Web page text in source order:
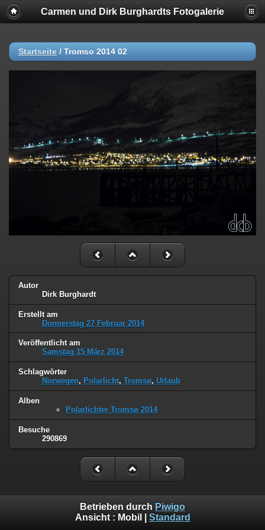
Carmen und Dirk Burghardts Fotogalerie
Startseite / Tromso 2014 02
Autor
Dirk Burghardt
Erstellt am
Donnerstag 27 Februar 2014
Veröffentlicht am
Samstag 15 März 2014
Schlagwörter
Norwegen, Polarlicht, Tromsø, Urlaub
Alben
Polarlichter Tromsø 2014
Besuche
290869
Betrieben durch Piwigo
Ansicht : Mobil Standard